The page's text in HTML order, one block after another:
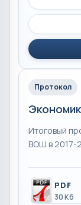
Протокол
Итоговый
ВОШ в 2017-
PDF
30 Кб